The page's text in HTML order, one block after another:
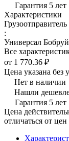
Гарантия 5 лет
Характеристики
Грузоотправитель
:
Универсал
Все
от 1 770.36 ₽
Цена указана без
Нет в наличии
Нашли
Гарантия 5 лет
Цена
отличаться от